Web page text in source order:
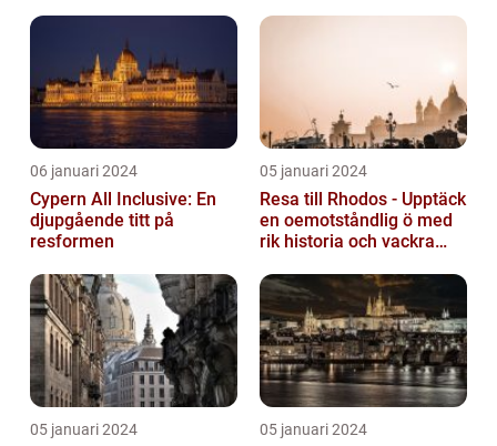
06 januari 2024
Cypern All Inclusive: En
djupgående titt på
resformen
05 januari 2024
Resa till Rhodos - Upptäck
en oemotståndlig ö med
rik historia och vackra
05 januari 2024 05 januari 2024